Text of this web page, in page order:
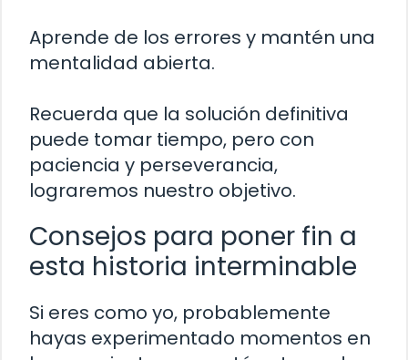
Aprende de los errores y mantén una
mentalidad abierta.
Recuerda que la solución definitiva
puede tomar tiempo, pero con
paciencia y perseverancia,
lograremos nuestro objetivo.
Consejos para poner fin a
esta historia interminable
Si eres como yo, probablemente
hayas experimentado momentos en